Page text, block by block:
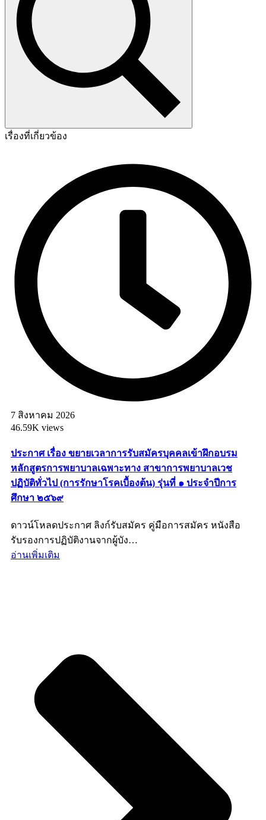
เรื่องที่เกี่ยวข้อง
7 สิงหาคม 2026
46.59K views
ประกาศ เรื่อง ขยายเวลาการรับสมัครบุคคลเข้าฝึกอบรม
หลักสูตรการพยาบาลเฉพาะทาง สาขาการพยาบาลเวช
ปฏิบัติทั่วไป (การรักษาโรคเบื้องต้น) รุ่นที่ ๑ ประจำปีการ
ศึกษา ๒๕๖๙
ดาวน์โหลดประกาศ ลิงก์รับสมัคร คู่มือการสมัคร หนังสือ
รับรองการปฏิบัติงานจากผู้บัง…
อ่านเพิ่มเติม